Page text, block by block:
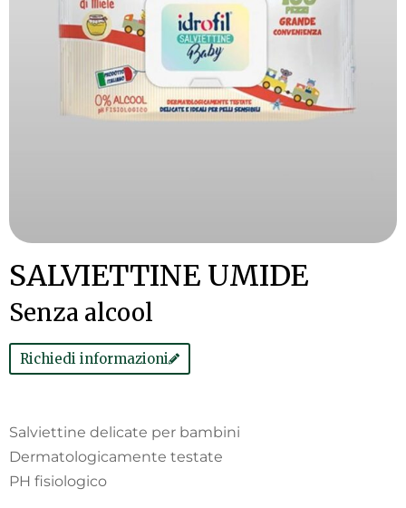
SALVIETTINE UMIDE
Senza alcool
Richiedi informazioni
Salviettine delicate per bambini
Dermatologicamente testate
PH fisiologico